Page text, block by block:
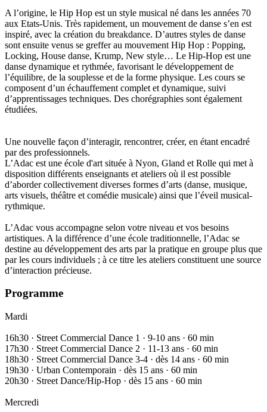
A l’origine, le Hip Hop est un style musical né dans les années 70
aux Etats-Unis. Très rapidement, un mouvement de danse s’en est
inspiré, avec la création du breakdance. D’autres styles de danse
sont ensuite venus se greffer au mouvement Hip Hop : Popping,
Locking, House danse, Krump, New style… Le Hip-Hop est une
danse dynamique et rythmée, favorisant le développement de
l’équilibre, de la souplesse et de la forme physique. Les cours se
composent d’un échauffement complet et dynamique, suivi
d’apprentissages techniques. Des chorégraphies sont également
étudiées.
Une nouvelle façon d’interagir, rencontrer, créer, en étant encadré
par des professionnels.
L’Adac est une école d'art située à Nyon, Gland et Rolle qui met à
disposition différents enseignants et ateliers où il est possible
d’aborder collectivement diverses formes d’arts (danse, musique,
arts visuels, théâtre et comédie musicale) ainsi que l’éveil musical-
rythmique.
L’Adac vous accompagne selon votre niveau et vos besoins
artistiques. A la différence d’une école traditionnelle, l’Adac se
destine au développement des arts par la pratique en groupe plus que
par les cours individuels ; à ce titre les ateliers constituent une source
d’interaction précieuse.
Programme
Mardi
16h30 · Street Commercial Dance 1 · 9-10 ans · 60 min
17h30 · Street Commercial Dance 2 · 11-13 ans · 60 min
18h30 · Street Commercial Dance 3-4 · dès 14 ans · 60 min
19h30 · Urban Contemporain · dès 15 ans · 60 min
20h30 · Street Dance/Hip-Hop · dès 15 ans · 60 min
Mercredi